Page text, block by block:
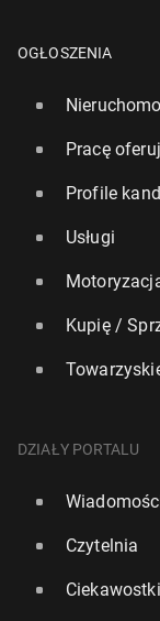
OGŁOSZENIA
Pracę
Profile
Usługi
Kupię /
DZIAŁY PORTALU
Czytelnia
Ciekawostki